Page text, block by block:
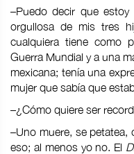
–Puedo decir que
orgullosa de mis tres
cualquiera tiene como
Guerra Mundial y a una
mexicana; tenía una
mujer que sabía que
–¿Cómo quiere ser
–Uno muere, se petatea,
eso; al menos yo no. El